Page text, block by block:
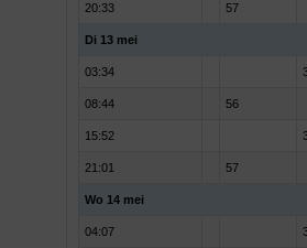
20:33 57
Di 13 mei
03:34
08:44 56
15:52
21:01 57
Wo 14 mei
04:07